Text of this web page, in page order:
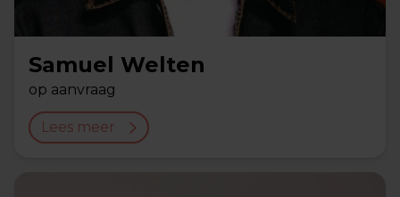
Samuel Welten
op aanvraag
Lees meer